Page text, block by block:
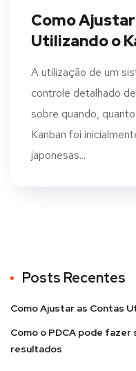
Como
Utilizando o
A utilização de um
controle detalhado
sobre quando,
Kanban foi
japonesas...
Posts Recentes
Como Ajustar as Contas
Como o PDCA pode
resultados